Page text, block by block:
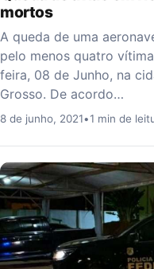
mortos
A queda de uma
pelo menos quatro
feira, 08 de Junho, na
Grosso. De acordo…
8 de junho, 2021•1 min de